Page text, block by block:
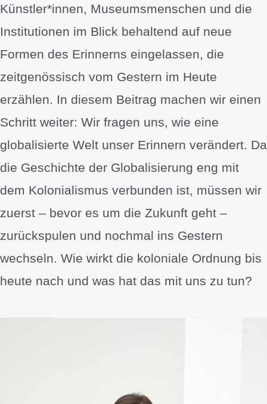
Künstler*innen, Museumsmenschen und die
Institutionen im Blick behaltend auf neue
Formen des Erinnerns eingelassen, die
zeitgenössisch vom Gestern im Heute
erzählen. In diesem Beitrag machen wir einen
Schritt weiter: Wir fragen uns, wie eine
globalisierte Welt unser Erinnern verändert. Da
die Geschichte der Globalisierung eng mit
dem Kolonialismus verbunden ist, müssen wir
zuerst – bevor es um die Zukunft geht –
zurückspulen und nochmal ins Gestern
wechseln. Wie wirkt die koloniale Ordnung bis
heute nach und was hat das mit uns zu tun?